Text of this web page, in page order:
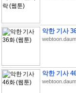
악한 기사
악한 기사